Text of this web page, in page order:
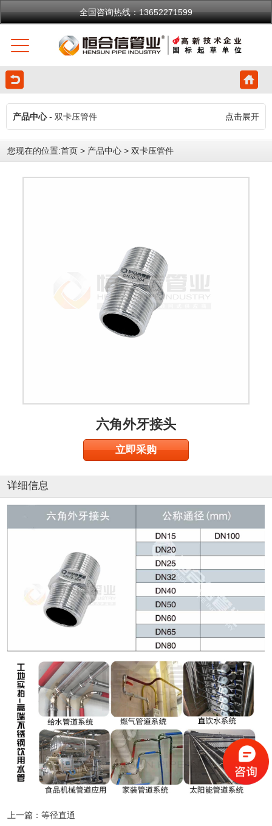
全国咨询热线：13652271599
产品中心- 双卡压管件 点击展开
您现在的位置:首页 > 产品中心 > 双卡压管件
六角外牙接头
立即采购
详细信息
上一篇： 等径直通